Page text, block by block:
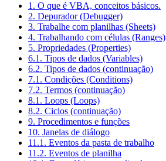
1. O que é VBA, conceitos básicos.
2. Depurador (Debugger)
3. Trabalhe com planilhas (Sheets)
4. Trabalhando com células (Ranges)
5. Propriedades (Properties)
6.1. Tipos de dados (Variables)
6.2. Tipos de dados (continuação)
7.1. Condições (Conditions)
7.2. Termos (continuação)
8.1. Loops (Loops)
8.2. Ciclos (continuação)
9. Procedimentos e funções
10. Janelas de diálogo
11.1. Eventos da pasta de trabalho
11.2. Eventos de planilha